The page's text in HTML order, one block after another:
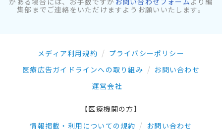
集部までご連絡をいただけますようお願いいたします。
メディア利用規約
プライバシーポリシー
医療広告ガイドラインへの取り組み
お問い合わせ
運営会社
【医療機関の方】
情報掲載・利用についての規約
お問い合わせ